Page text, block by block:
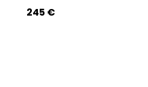
245 €